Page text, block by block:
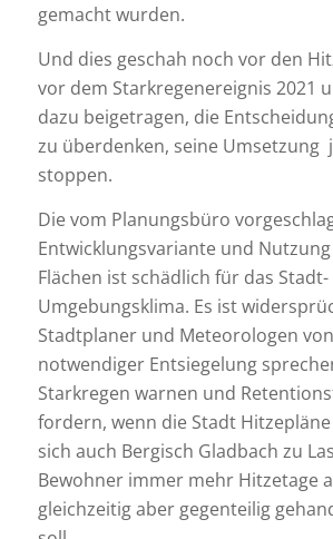
gemacht wurden.
Und dies geschah noch vor den
vor dem Starkregenereignis 2021
dazu beigetragen, die
zu überdenken, seine Umsetzung
stoppen.
Die vom Planungsbüro
Entwicklungsvariante und Nutzung
Flächen ist schädlich für das
Umgebungsklima. Es ist
Stadtplaner und Meteorologen
notwendiger Entsiegelung
Starkregen warnen und
fordern, wenn die Stadt
sich auch Bergisch Gladbach zu
Bewohner immer mehr Hitzetage
gleichzeitig aber gegenteilig